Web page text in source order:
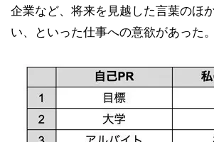
企業など、将来を見越した言葉のほ
い、といった仕事への意欲があった。